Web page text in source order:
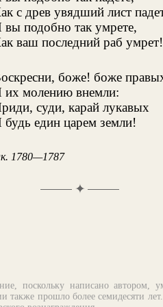
с древ увядший лист
вы подобно так умрете,
ваш последний раб умрет!
боже! боже
их молению внемли:
суди, карай лукавых
будь един царем земли!
1780—1787
✦
поскольку написано автором,
прошло более семидесяти